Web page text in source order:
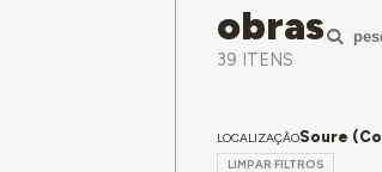
obras
39 ITENS
LOCALIZAÇÃOSoure
LIMPAR FILTROS